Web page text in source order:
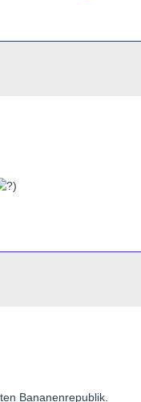
Bananenrepublik.